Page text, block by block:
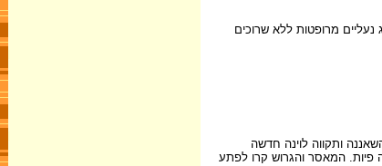
מרופטות ללא שרוכים
ותקווה לוינה חדשה
המאסר והגרוש קרו לפתע